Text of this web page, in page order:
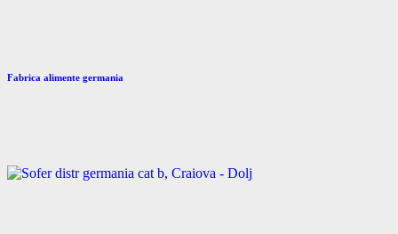
Fabrica alimente germania